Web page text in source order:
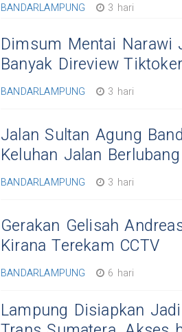
BANDARLAMPUNG 3 hari
Dimsum Mentai Narawi
Banyak Direview
BANDARLAMPUNG 3 hari
Jalan Sultan Agung
Keluhan Jalan
BANDARLAMPUNG 3 hari
Gerakan Gelisah
Kirana Terekam CCTV
BANDARLAMPUNG 6 hari
Lampung Disiapkan